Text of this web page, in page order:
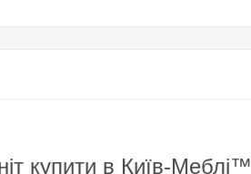
купити в Київ-Меблі™